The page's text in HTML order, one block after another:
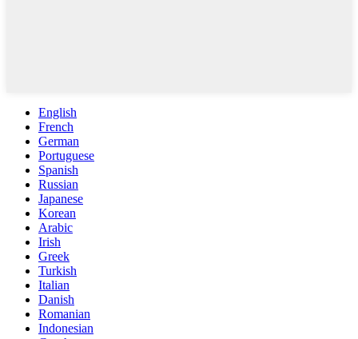
English
French
German
Portuguese
Spanish
Russian
Japanese
Korean
Arabic
Irish
Greek
Turkish
Italian
Danish
Romanian
Indonesian